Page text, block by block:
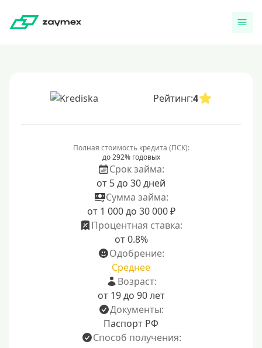
Рейтинг:4
Полная стоимость кредита (ПСК):
до 292% годовых
Срок займа:
от 5 до 30 дней
Сумма займа:
от 1 000 до 30 000 ₽
Процентная ставка:
от 0.8%
Одобрение:
Среднее
Возраст:
от 19 до 90 лет
Документы:
Паспорт РФ
Способ получения: